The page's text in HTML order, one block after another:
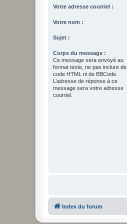
Votre adresse courriel :
Votre nom :
Sujet :
Corps du message :
Ce message sera envoyé au
format texte, ne pas inclure de
code HTML ni de BBCode.
L’adresse de réponse à ce
message sera votre adresse
courriel.
Index du forum